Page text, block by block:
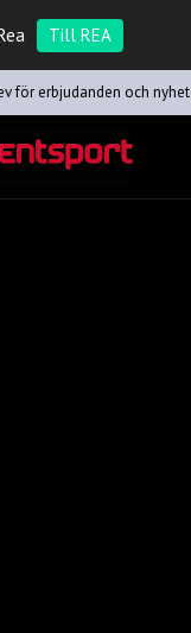
Till REA
för erbjudanden och